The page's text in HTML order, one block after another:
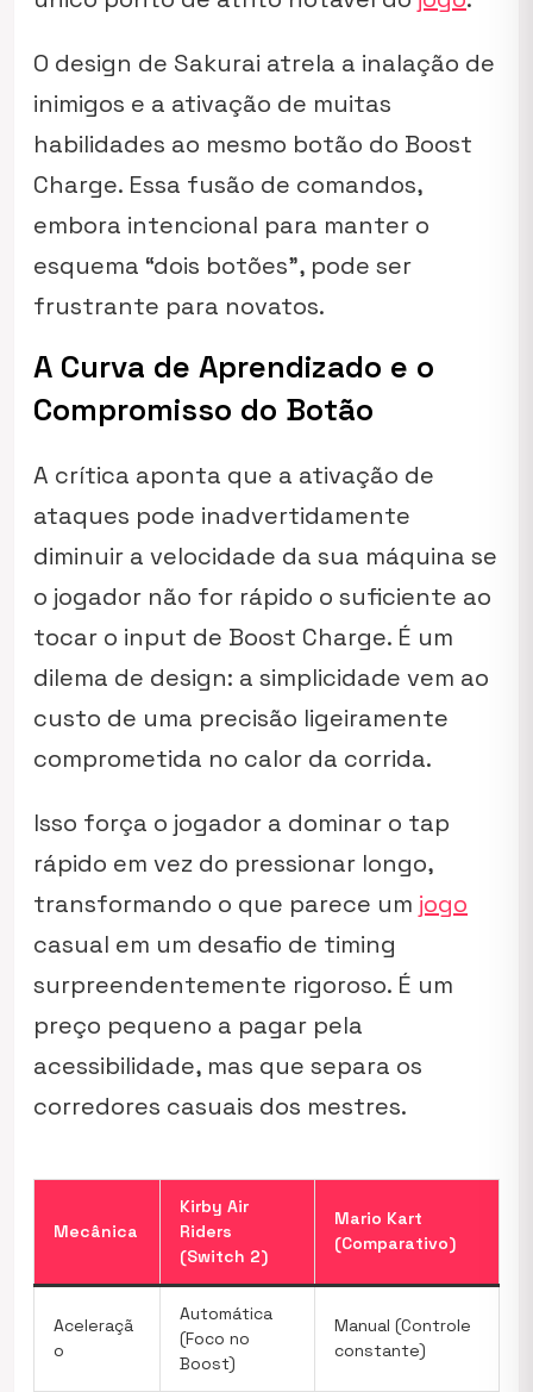
O design de Sakurai atrela a inalação de
inimigos e a ativação de muitas
habilidades ao mesmo botão do Boost
Charge. Essa fusão de comandos,
embora intencional para manter o
esquema “dois botões”, pode ser
frustrante para novatos.
A Curva de Aprendizado e o
Compromisso do Botão
A crítica aponta que a ativação de
ataques pode inadvertidamente
diminuir a velocidade da sua máquina se
o jogador não for rápido o suficiente ao
tocar o input de Boost Charge. É um
dilema de design: a simplicidade vem ao
custo de uma precisão ligeiramente
comprometida no calor da corrida.
Isso força o jogador a dominar o tap
rápido em vez do pressionar longo,
transformando o que parece um jogo
casual em um desafio de timing
surpreendentemente rigoroso. É um
preço pequeno a pagar pela
acessibilidade, mas que separa os
corredores casuais dos mestres.
Mecânica
Kirby Air
Riders
(Switch 2)
Mario Kart
(Comparativo)
Aceleraçã
o
Automática
(Foco no
Boost)
Manual (Controle
constante)